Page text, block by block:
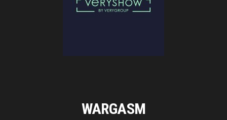
WARGASM